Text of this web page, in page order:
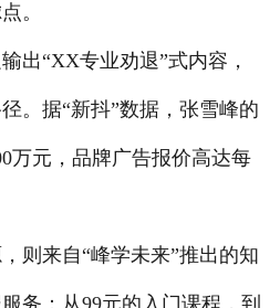
。
“XX专业劝退”式内容，
。据“新抖”数据，张雪峰的
万元，品牌广告报价高达每
来自“峰学未来”推出的知